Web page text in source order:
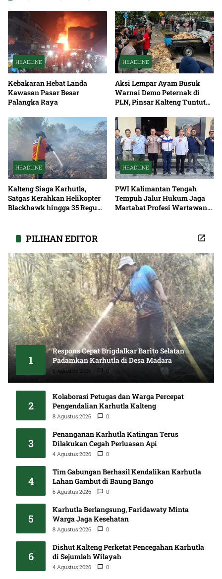
HEADLINE
Kebakaran Hebat Landa
Kawasan Pasar Besar
Palangka Raya
HEADLINE
Aksi Lempar Ayam Busuk
Warnai Demo Peternak di
PLN, Pinsar Kalteng Tuntut
HEADLINE
Kalteng Siaga Karhutla,
Satgas Kerahkan Helikopter
Blackhawk hingga 35 Regu
HEADLINE
PWI Kalimantan Tengah
Tempuh Jalur Hukum Jaga
Martabat Profesi Wartawan
PILIHAN EDITOR
1
Respons Cepat Brigdalkar Barito Selatan
Padamkan Karhutla di Desa Madara
5 Agustus 2026 0
2
Kolaborasi Petugas dan Warga Percepat
Pengendalian Karhutla Kalteng
8 Agustus 2026 0
3
Penanganan Karhutla Katingan Terus
Dilakukan Cegah Perluasan Api
4 Agustus 2026 0
4
Tim Gabungan Berhasil Kendalikan Karhutla
Lahan Gambut di Baung Bango
6 Agustus 2026 0
5
Karhutla Berlangsung, Faridawaty Minta
Warga Jaga Kesehatan
8 Agustus 2026 0
6
Dishut Kalteng Perketat Pencegahan Karhutla
di Sejumlah Wilayah
4 Agustus 2026 0